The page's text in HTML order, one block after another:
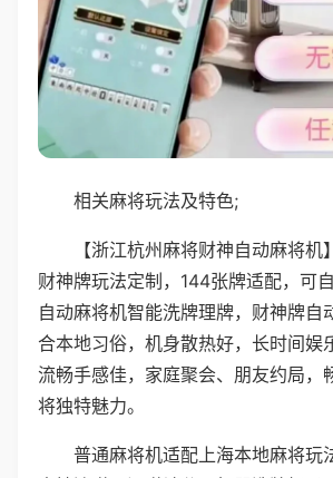
相关麻将玩法及特色;
【浙江杭州麻将财神自动麻将
财神牌玩法定制，144张牌适配，可
自动麻将机智能洗牌理牌，财神牌自
合本地习俗，机身散热好，长时间娱
流畅手感佳，家庭聚会、朋友约局，
将独特魅力。
普通麻将机适配上海本地麻将玩